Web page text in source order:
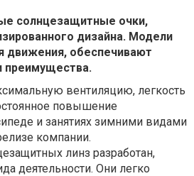
солнцезащитные очки,
дизайна. Модели
обеспечивают
преимущества.
вентиляцию, легкость
повышение
и занятиях зимними видами
компании.
линз разработан,
деятельности. Они легко